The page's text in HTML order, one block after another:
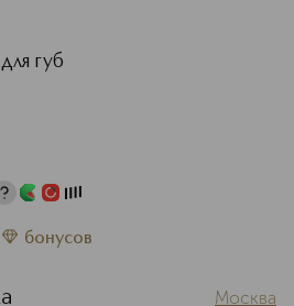
губ
бонусов
Москва